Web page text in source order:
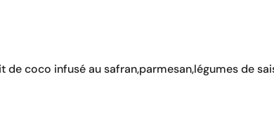
coco infusé au safran,parmesan,légumes de